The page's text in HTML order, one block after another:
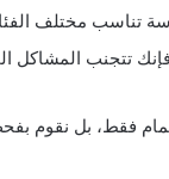
تناسب مختلف
تتجنب المشاكل
فقط، بل نقوم